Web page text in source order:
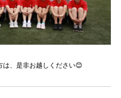
は、是非お越しください😊